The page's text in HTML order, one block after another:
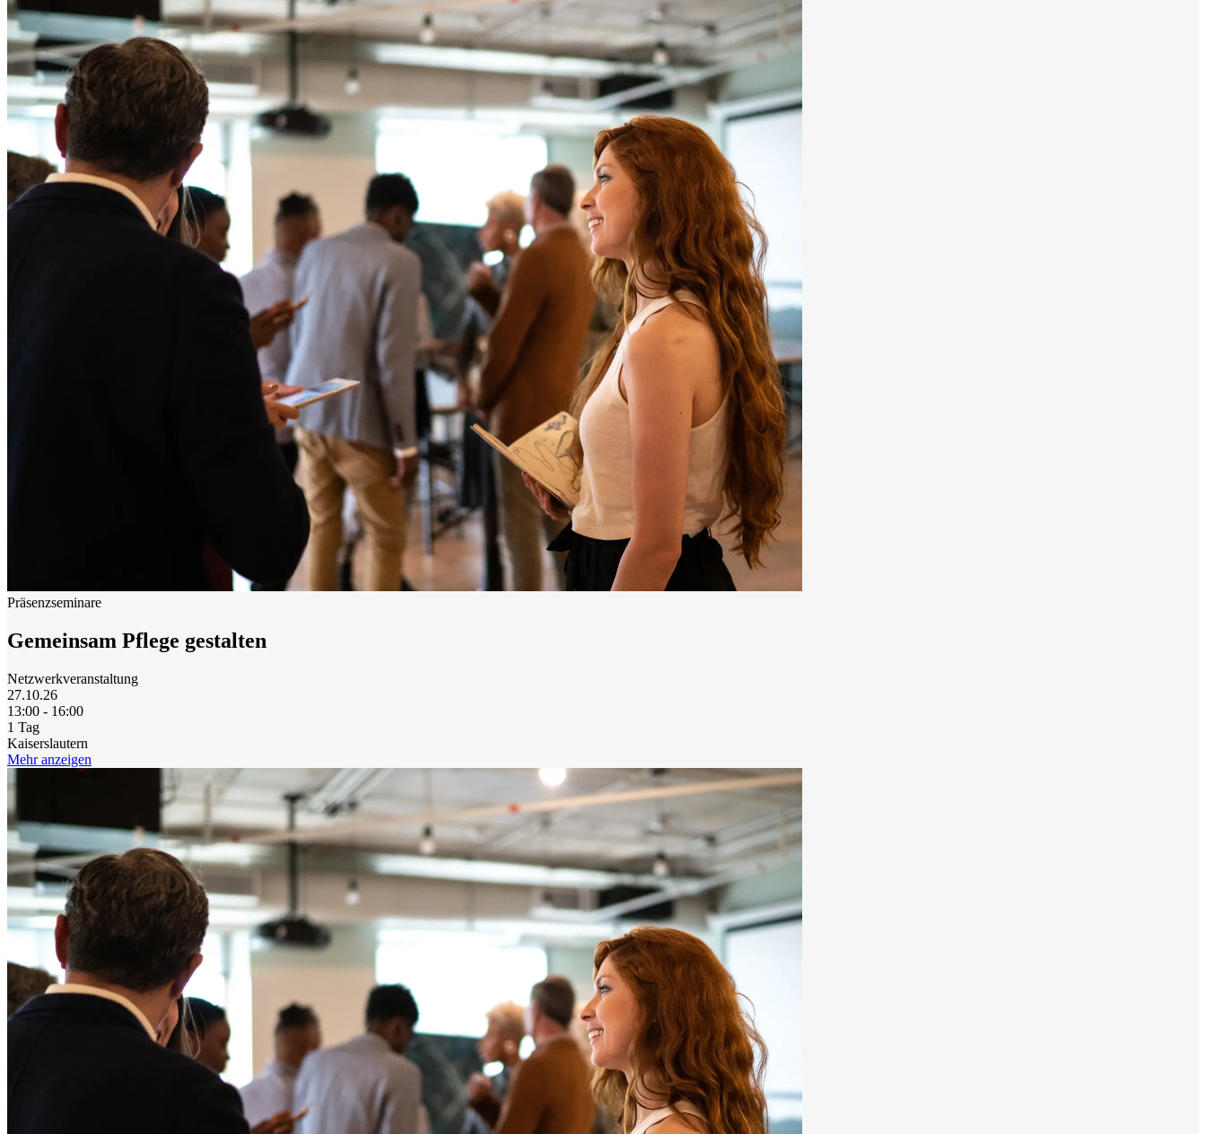
Präsenzseminare
Gemeinsam Pflege gestalten
Netzwerkveranstaltung
27.10.26
13:00 - 16:00
1 Tag
Kaiserslautern
Mehr anzeigen